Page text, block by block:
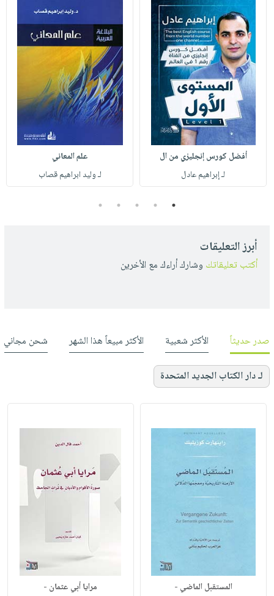
أفضل كورس إنجليزي من ال
لـ إبراهيم عادل
علم المعاني
لـ وليد ابراهيم قصاب
1
2
3
4
5
أبرز التعليقات
أكتب تعليقاتك وشارك أراءك مع الأخرين
صدر حديثاً الأكثر شعبية الأكثر مبيعاً هذا الشهر شحن مجاني
لـ دار الكتاب الجديد المتحدة
المستقبل الماضي - مرايا أبي عثمان -